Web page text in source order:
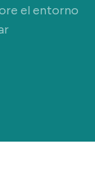
el entorno